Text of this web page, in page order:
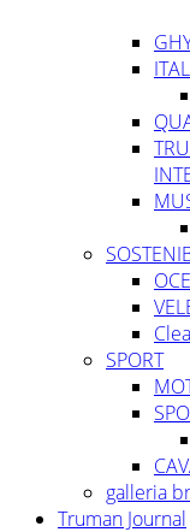
SPORT
galleria
Truman Journal